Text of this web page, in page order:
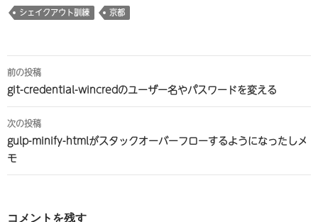
シェイクアウト訓練 京都
投
稿
ナ
ビ
ゲ
シ
前の投稿
git-credential-wincredのユーザー名やパスワードを変える
次の投稿
gulp-minify-htmlがスタックオーバーフローするようになったしメ
モ
コメントを残す